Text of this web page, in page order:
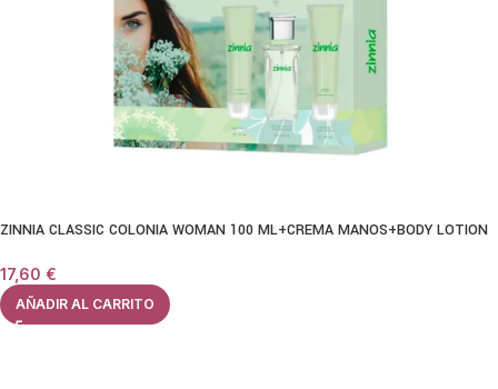
ZINNIA CLASSIC COLONIA WOMAN 100 ML+CREMA MANOS+BODY LOTION
17,60 €
AÑADIR AL CARRITO